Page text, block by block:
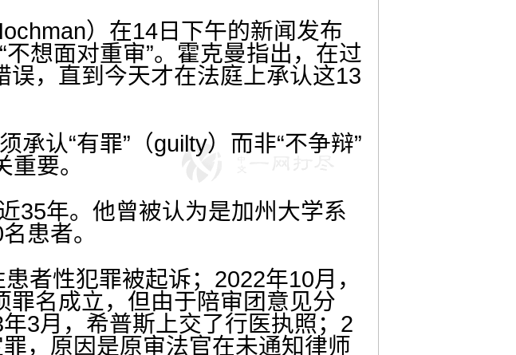
）在14日下午的新闻发布
想面对重审”。霍克曼指出，在过
，直到今天才在法庭上承认这13
认“有罪”（guilty）而非“不争辩”
要。
35年。他曾被认为是加州大学系
患者。
者性犯罪被起诉；2022年10月，
名成立，但由于陪审团意见分
3月，希普斯上交了行医执照；2
，原因是原审法官在未通知律师